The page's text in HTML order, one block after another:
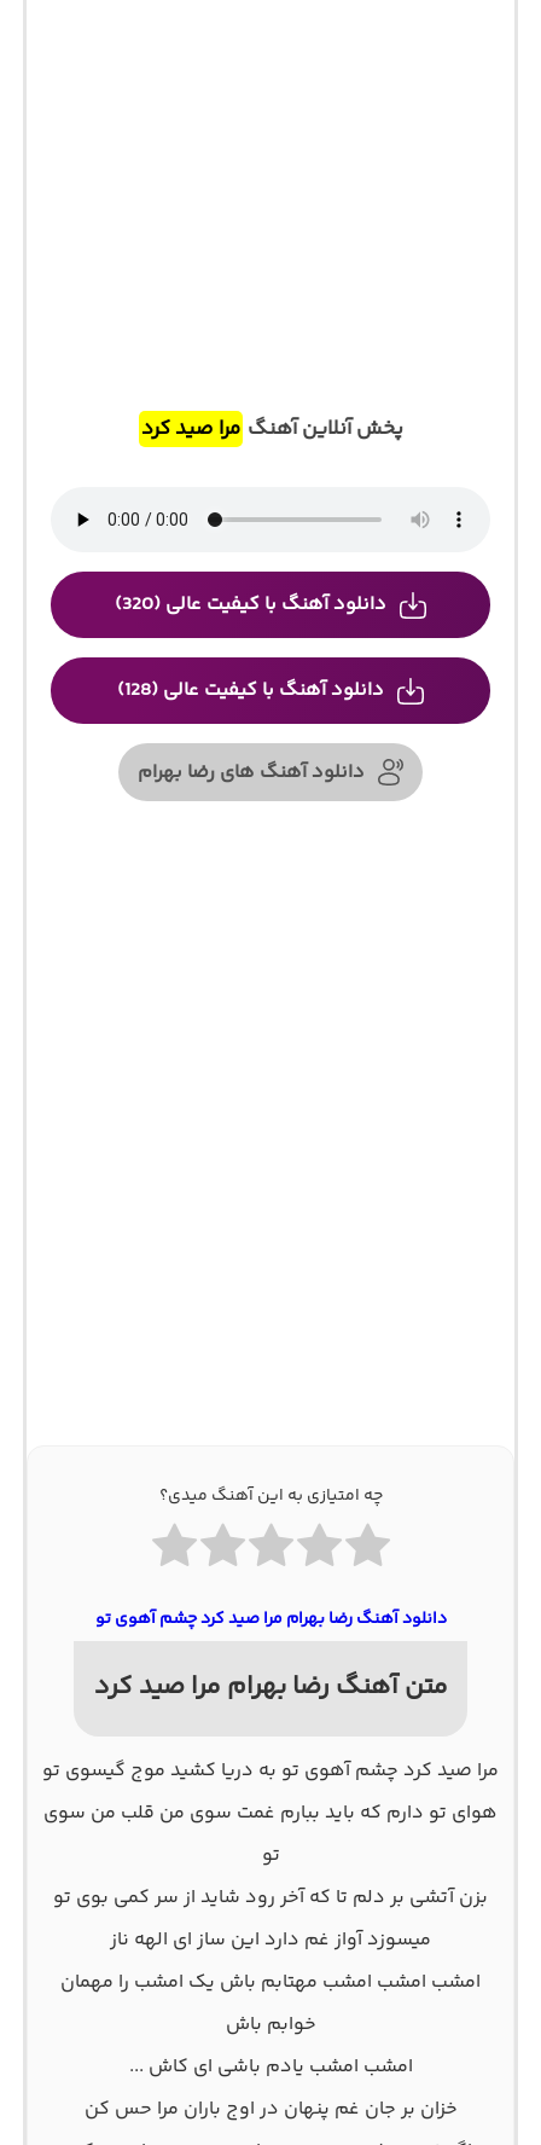
پخش آنلاین آهنگ مرا صید کرد
دانلود آهنگ با کیفیت عالی (320)
دانلود آهنگ با کیفیت عالی (128)
دانلود آهنگ های رضا بهرام
چه امتیازی به این آهنگ میدی؟
دانلود آهنگ رضا بهرام مرا صید کرد چشم آهوی تو
متن آهنگ رضا بهرام مرا صید کرد
مرا صید کرد چشم آهوی تو به دریا کشید موج گیسوی تو
هوای تو دارم که باید ببارم غمت سوی من قلب من سوی
تو
بزن آتشی بر دلم تا که آخر رود شاید از سر کمی بوی تو
میسوزد آواز غم دارد این ساز ای الهه ناز
امشب امشب امشب مهتابم باش یک امشب را مهمان
خوابم باش
امشب امشب یادم باشی ای کاش ...
خزان بر جان غم پنهان در اوج باران مرا حس کن